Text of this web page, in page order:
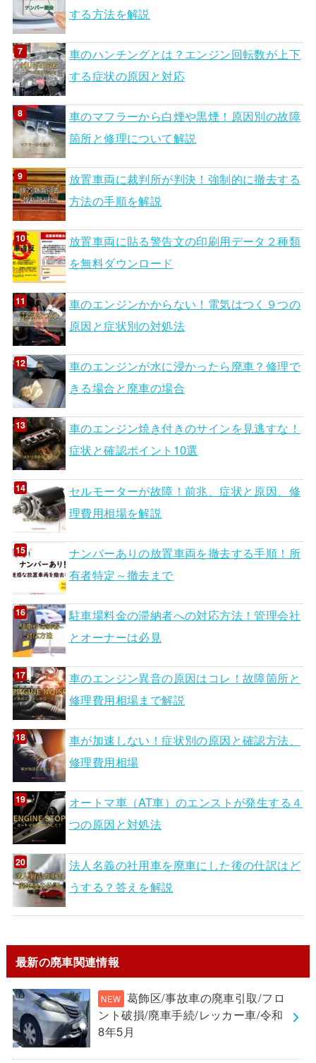
する方法を解説
車のハンチングとは？エンジン回転数が上下
する症状の原因と対応
車のマフラーから白煙や黒煙！原因別の故障
箇所と修理について解説
放置車両に裁判所が判決！強制的に撤去する
方法の手順を解説
放置車両に貼る警告文の印刷用データ２種類
を無料ダウンロード
車のエンジンかからない！電気はつく９つの
原因と症状別の対処法
車のエンジンが水に浸かったら廃車？修理で
きる場合と廃車の場合
車のエンジン焼き付きのサインを見逃すな！
症状と確認ポイント10選
セルモーターが故障！前兆、症状と原因、修
理費用相場を解説
ナンバーありの放置車両を撤去する手順！所
有者特定～撤去まで
駐車場料金の滞納者への対応方法！管理会社
とオーナーは必見
車のエンジン異音の原因はコレ！故障箇所と
修理費用相場まで解説
車が加速しない！症状別の原因と確認方法、
修理費用相場
オートマ車（AT車）のエンストが発生する４
つの原因と対処法
法人名義の社用車を廃車にした後の仕訳はど
うする？答えを解説
最新の廃車関連情報
葛飾区/事故車の廃車引取/フロ
ント破損/廃車手続/レッカー車/令和
8年5月